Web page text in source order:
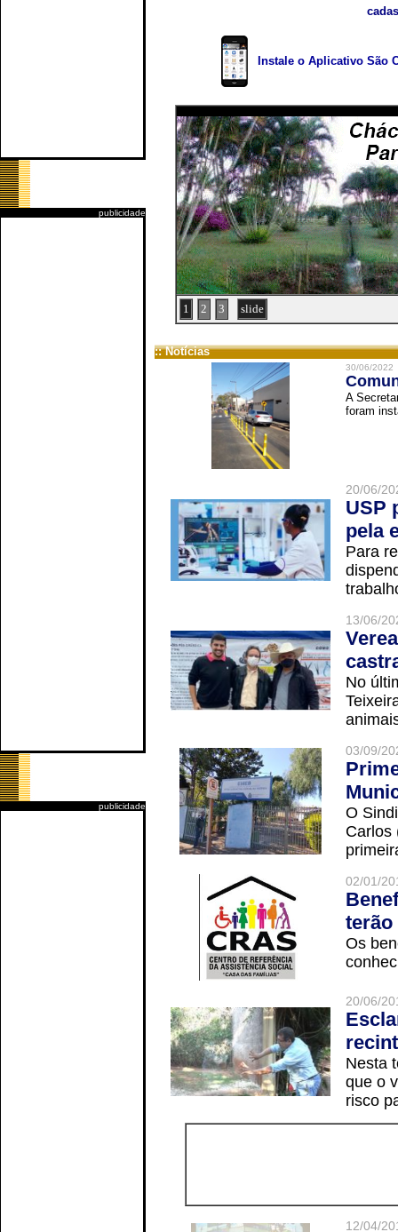
publicidade
publicidade
Instale o Aplicativo São
1 2 3 slide
:: Notícias
30/06/2022
A
foram
20/06/
USP
pela
Para
13/06/
No
03/09/
O
Carlos
02/01/
terão
Os
20/06/
Nesta
que o
risco
12/04/